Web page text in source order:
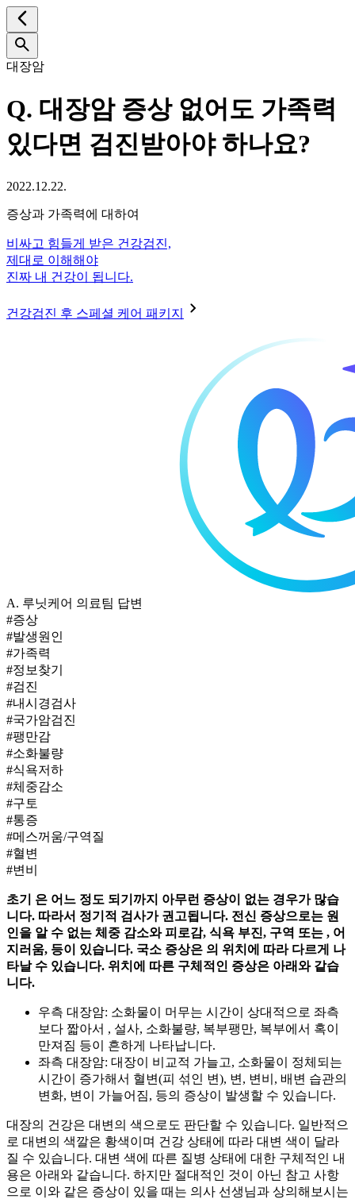
대장암
Q. 대장암 증상 없어도 가족력
있다면 검진받아야 하나요?
2022.12.22.
증상과 가족력에 대하여
비싸고 힘들게 받은 건강검진,
제대로 이해해야
진짜 내 건강이 됩니다.
건강검진 후 스페셜 케어 패키지
A. 루닛케어 의료팀 답변
#증상
#발생원인
#가족력
#정보찾기
#검진
#내시경검사
#국가암검진
#팽만감
#소화불량
#식욕저하
#체중감소
#구토
#통증
#메스꺼움/구역질
#혈변
#변비
초기 은 어느 정도 되기까지 아무런 증상이 없는 경우가 많습
니다. 따라서 정기적 검사가 권고됩니다. 전신 증상으로는 원
인을 알 수 없는 체중 감소와 피로감, 식욕 부진, 구역 또는 , 어
지러움, 등이 있습니다. 국소 증상은 의 위치에 따라 다르게 나
타날 수 있습니다. 위치에 따른 구체적인 증상은 아래와 같습
니다.
우측 대장암: 소화물이 머무는 시간이 상대적으로 좌측
보다 짧아서 , 설사, 소화불량, 복부팽만, 복부에서 혹이
만져짐 등이 흔하게 나타납니다.
좌측 대장암: 대장이 비교적 가늘고, 소화물이 정체되는
시간이 증가해서 혈변(피 섞인 변), 변, 변비, 배변 습관의
변화, 변이 가늘어짐, 등의 증상이 발생할 수 있습니다.
대장의 건강은 대변의 색으로도 판단할 수 있습니다. 일반적으
로 대변의 색깔은 황색이며 건강 상태에 따라 대변 색이 달라
질 수 있습니다. 대변 색에 따른 질병 상태에 대한 구체적인 내
용은 아래와 같습니다. 하지만 절대적인 것이 아닌 참고 사항
으로 이와 같은 증상이 있을 때는 의사 선생님과 상의해보시는